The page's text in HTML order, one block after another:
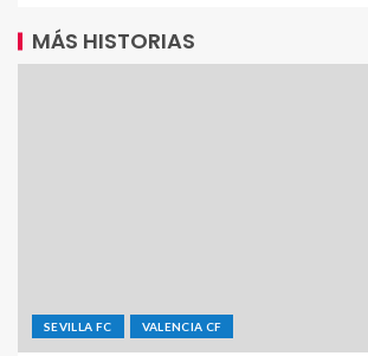
MÁS HISTORIAS
SEVILLA FC VALENCIA CF